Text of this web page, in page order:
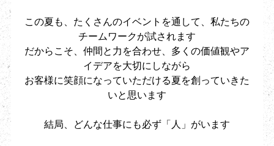
この夏も、たくさんのイベントを通して、私たちの
チームワークが試されます
だからこそ、仲間と力を合わせ、多くの価値観やア
イデアを大切にしながら
お客様に笑顔になっていただける夏を創っていきた
いと思います
結局、どんな仕事にも必ず「人」がいます